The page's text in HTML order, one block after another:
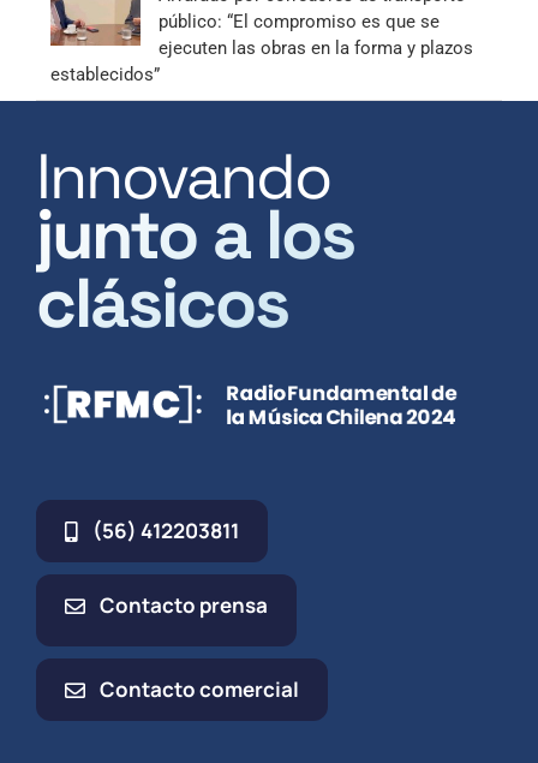
público: “El compromiso es que se
ejecuten las obras en la forma y plazos
establecidos”
Innovando
junto a los
clásicos
(56) 412203811
Contacto prensa
Contacto comercial